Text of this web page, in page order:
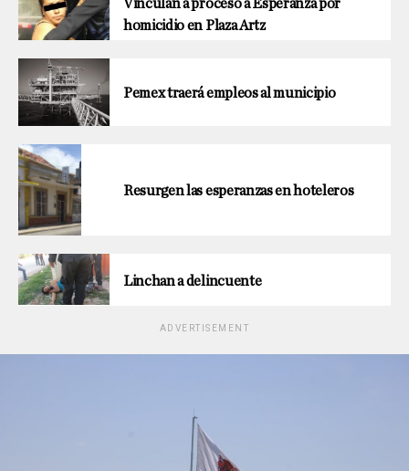
Vinculan a proceso a Esperanza por
homicidio en Plaza Artz
Pemex traerá empleos al municipio
Resurgen las esperanzas en hoteleros
Linchan a delincuente
ADVERTISEMENT